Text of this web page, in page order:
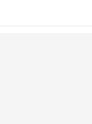
OPINIÓN EXTRAS